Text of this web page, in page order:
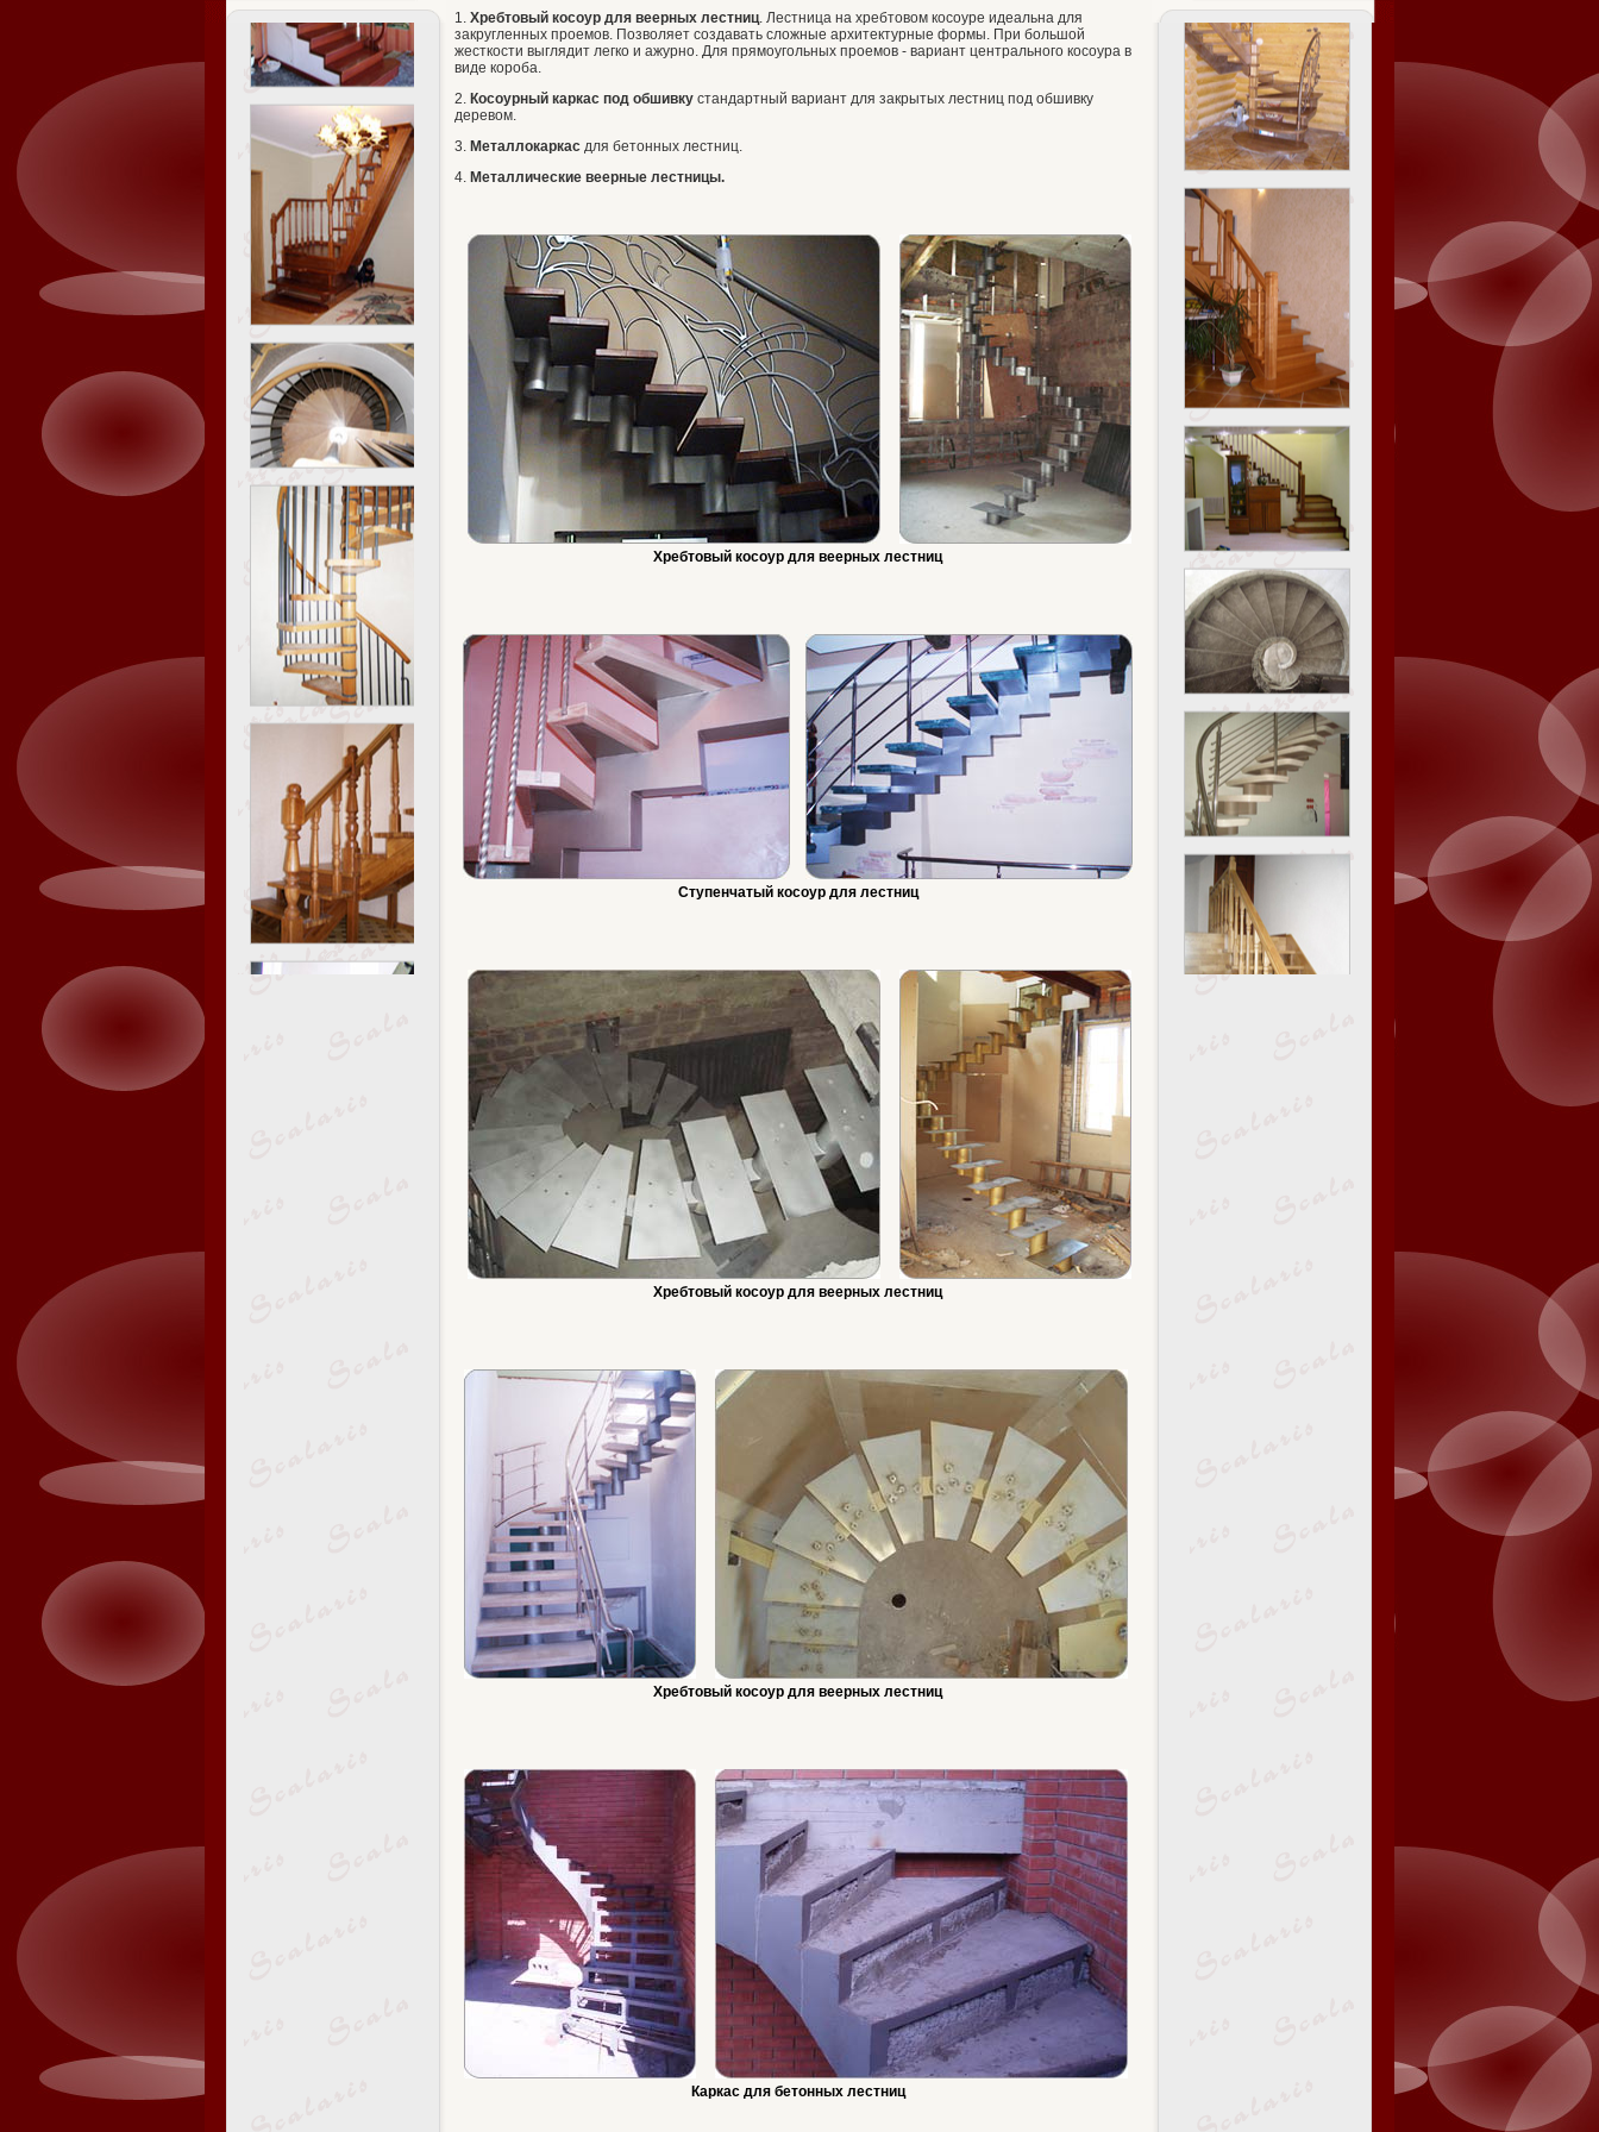
Закрытая деревянная лестница поc. Кировское 2
Лестница на хребтовом косоуре Днепр
1. Хребтовый косоур для веерных лестниц. Лестница на хребтовом косоуре идеальна для
закругленных проемов. Позволяет создавать сложные архитектурные формы. При большой
жесткости выглядит легко и ажурно. Для прямоугольных проемов - вариант центрального косоура в
виде короба.
2. Косоурный каркас под обшивку стандартный вариант для закрытых лестниц под обшивку
деревом.
3. Металлокаркас для бетонных лестниц.
4. Металлические веерные лестницы.
Хребтовый косоур для веерных лестниц
Ступенчатый косоур для лестниц
Хребтовый косоур для веерных лестниц
Хребтовый косоур для веерных лестниц
Каркас для бетонных лестниц